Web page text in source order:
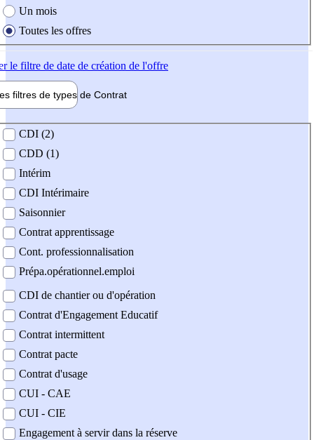
Un mois
Toutes les offres
le filtre de date de création de l'offre
filtres de types de Contrat
contrat
CDI (2)
CDD (1)
Intérim
CDI Intérimaire
Saisonnier
Contrat apprentissage
Cont. professionnalisation
Prépa.opérationnel.emploi
CDI de chantier ou d'opération
Contrat d'Engagement Educatif
Contrat intermittent
Contrat pacte
Contrat d'usage
CUI - CAE
CUI - CIE
Engagement à servir dans la réserve